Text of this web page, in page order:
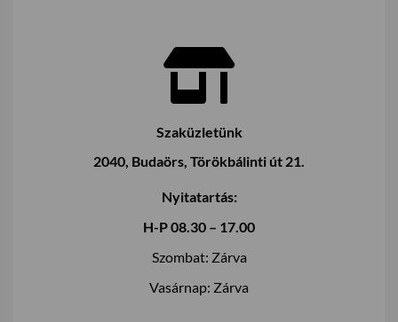
Szaküzletünk
2040, Budaörs, Törökbálinti út 21.
Nyitatartás:
H-P 08.30 – 17.00
Szombat: Zárva
Vasárnap: Zárva